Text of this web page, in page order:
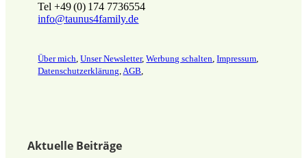
Tel +49 (0) 174 7736554
info@taunus4family.de
Über mich,Unser Newsletter,Werbung schalten,Impressum,
Datenschutz­erklärung,AGB,
Aktuelle Beiträge